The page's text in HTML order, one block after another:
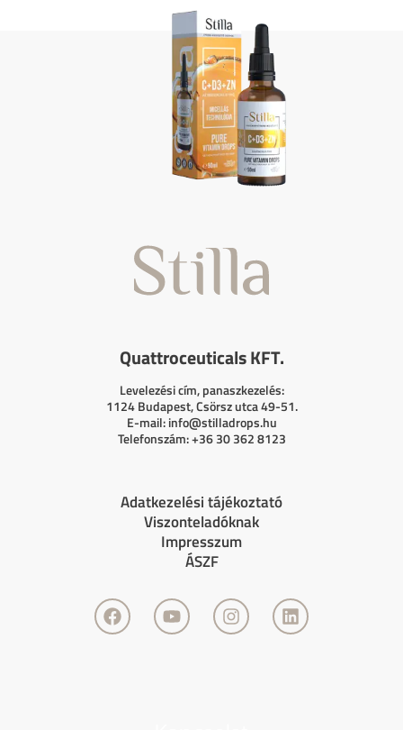
Quattroceuticals KFT.
Levelezési cím, panaszkezelés:
1124 Budapest, Csörsz utca 49-51.
E-mail:info@stilladrops.hu
Telefonszám: +36 30 362 8123
Adatkezelési tájékoztató
Viszonteladóknak
Impresszum
ÁSZF
F
a
c
Y
o
u
I
n
s
L
i
n